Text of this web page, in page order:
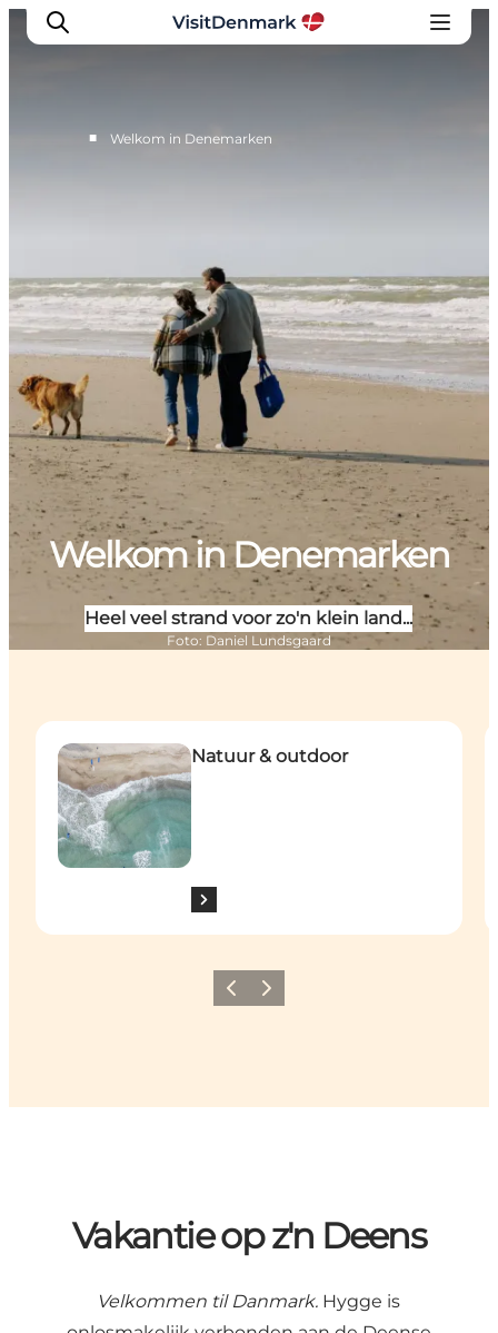
Accommodaties
Plan je reis
■ Welkom in Denemarken
Welkom in Denemarken
Heel veel strand voor zo'n klein land...
Foto: Daniel Lundsgaard
Natuur & outdoor
Natuur & outdoor
Vorige Volgende
Vakantie op z'n Deens
Velkommen til Danmark. Hygge is